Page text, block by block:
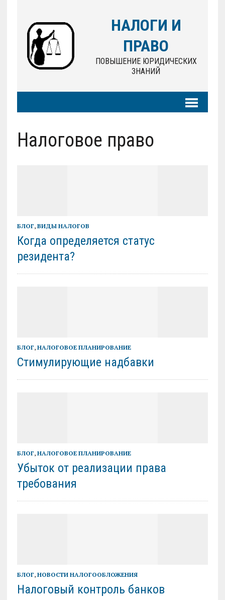
НАЛОГИ И
ПРАВО
ПОВЫШЕНИЕ ЮРИДИЧЕСКИХ
ЗНАНИЙ
Налоговое право
БЛОГ, ВИДЫ НАЛОГОВ
Когда определяется статус
резидента?
БЛОГ, НАЛОГОВОЕ ПЛАНИРОВАНИЕ
Стимулирующие надбавки
БЛОГ, НАЛОГОВОЕ ПЛАНИРОВАНИЕ
Убыток от реализации права
требования
БЛОГ, НОВОСТИ НАЛОГООБЛОЖЕНИЯ
Налоговый контроль банков